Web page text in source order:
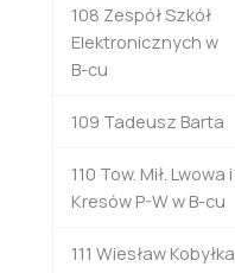
108 Zespół Szkół
Elektronicznych w
B-cu
109 Tadeusz Barta
110 Tow. Mił. Lwowa i
Kresów P-W w B-cu
111 Wiesław Kobyłka